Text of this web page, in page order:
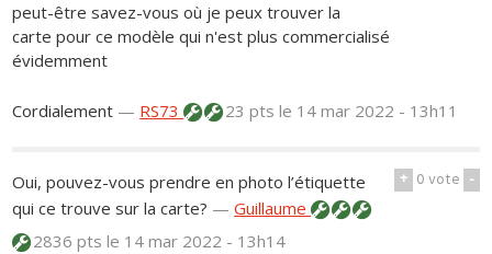
peut-être savez-vous où je peux trouver la
carte pour ce modèle qui n'est plus commercialisé
évidemment
Cordialement — RS73 23 ptsle 14 mar 2022 - 13h11
+ 0vote -
Oui, pouvez-vous prendre en photo l’étiquette
qui ce trouve sur la carte? —Guillaume
2836 ptsle 14 mar 2022 - 13h14